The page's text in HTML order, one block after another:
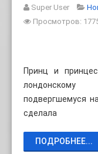
Super User
Просмотров:
Принц и
лондонскому
подвергшемуся
сделала
ПОДРОБНЕЕ...